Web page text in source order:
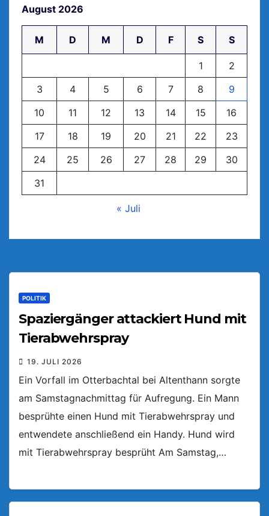
August 2026
M D M D F S S
1
2
3
4 5 6 7 8
9
10
11 12 13 14 15
16
17
18 19 20 21 22
23
24
25 26 27 28 29
30
31
« Juli
POLITIK
Spaziergänger attackiert Hund mit
Tierabwehrspray
19. JULI 2026
Ein Vorfall im Otterbachtal bei Altenthann sorgte
am Samstagnachmittag für Aufregung. Ein Mann
besprühte einen Hund mit Tierabwehrspray und
entwendete anschließend ein Handy. Hund wird
mit Tierabwehrspray besprüht Am Samstag,…